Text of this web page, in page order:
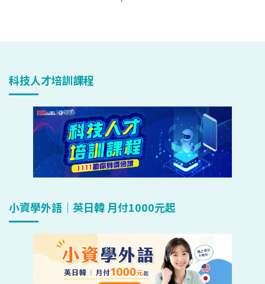
科技人才培訓課程
小資學外語｜英日韓 月付1000元起